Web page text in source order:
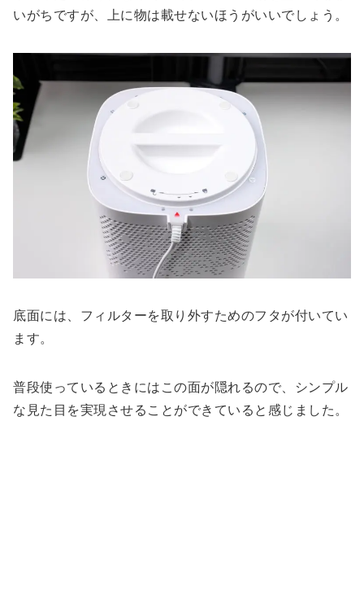
いがちですが、上に物は載せないほうがいいでしょう。
底面には、フィルターを取り外すためのフタが付いてい
ます。
普段使っているときにはこの面が隠れるので、シンプル
な見た目を実現させることができていると感じました。